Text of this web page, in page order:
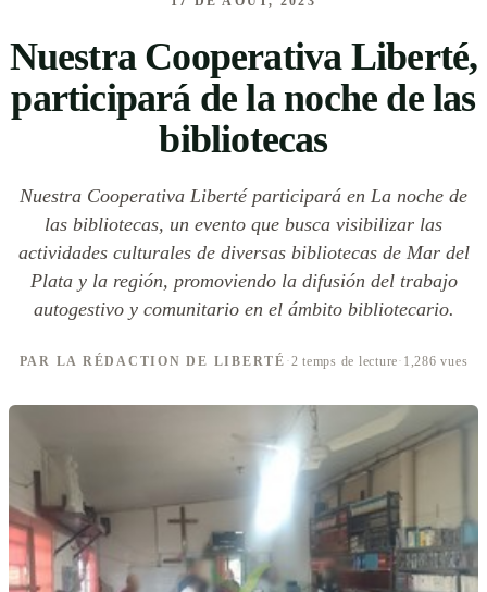
Nuestra Cooperativa Liberté,
participará de la noche de las
bibliotecas
Nuestra Cooperativa Liberté participará en La noche de
las bibliotecas, un evento que busca visibilizar las
actividades culturales de diversas bibliotecas de Mar del
Plata y la región, promoviendo la difusión del trabajo
autogestivo y comunitario en el ámbito bibliotecario.
PAR LA RÉDACTION DE LIBERTÉ ·2 temps de lecture· 1,286 vues